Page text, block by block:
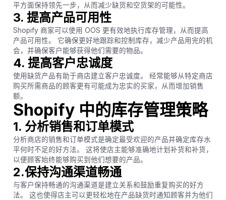
平方面保持领先一步，从而减少缺货和空货架的可能性。
3. 提高产品可用性
Shopify 商家可以使用 OOS 更有效地执行库存管理，从而提高
产品可用性。 它确保更好地跟踪和控制库存，减少产品用完的机
会，并确保客户能够获得他们需要的物品。
4. 提高客户忠诚度
使用缺货产品有助于商店建立客户忠诚度。 经常能够从特定商店
购买所需商品的顾客更有可能成为忠实的买家，从而增加销售
额。
Shopify 中的库存管理策略
1. 分析销售和订单模式
分析商店的销售和订单模式是确定最受欢迎的产品并确定库存水
平何时不足的好方法。 这将使店主能够准确地计划补货和补货，
以便顾客始终能够购买到他们想要的产品。
2.保持沟通渠道畅通
与客户保持畅通的沟通渠道是建立关系和鼓励重复购买的好方
法。 这也使得店主可以更轻松地在产品缺货时通知顾客并为他们